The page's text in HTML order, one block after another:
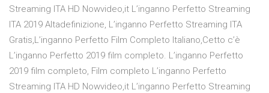
Streaming ITA HD Nowvideo,it L’inganno Perfetto Streaming
ITA 2019 Altadefinizione, L’inganno Perfetto Streaming ITA
Gratis,L’inganno Perfetto Film Completo Italiano,Cetto c’è
L’inganno Perfetto 2019 film completo. L’inganno Perfetto
2019 film completo, Film completo L’inganno Perfetto
Streaming ITA HD Nowvideo,it L’inganno Perfetto Streaming